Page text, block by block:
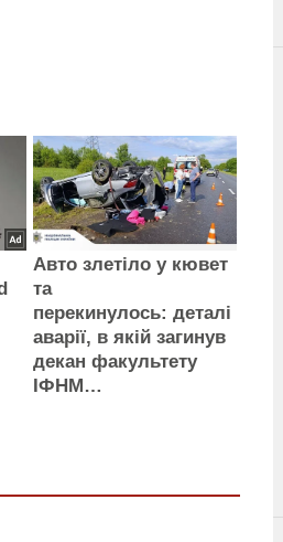
Авто злетіло у кювет
та
перекинулось: деталі
аварії, в якій загинув
декан факультету
ІФНМ…